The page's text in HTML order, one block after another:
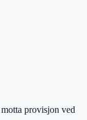
provisjon ved